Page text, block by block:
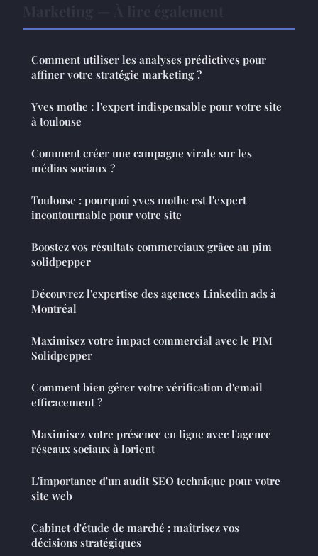
Comment utiliser les analyses prédictives pour
affiner votre stratégie marketing ?
Yves mothe : l'expert indispensable pour votre site
à toulouse
Comment créer une campagne virale sur les
médias sociaux ?
Toulouse : pourquoi yves mothe est l'expert
incontournable pour votre site
Boostez vos résultats commerciaux grâce au pim
solidpepper
Découvrez l'expertise des agences Linkedin ads à
Montréal
Maximisez votre impact commercial avec le PIM
Solidpepper
Comment bien gérer votre vérification d'email
efficacement ?
Maximisez votre présence en ligne avec l'agence
réseaux sociaux à lorient
L'importance d'un audit SEO technique pour votre
site web
Cabinet d'étude de marché : maîtrisez vos
décisions stratégiques